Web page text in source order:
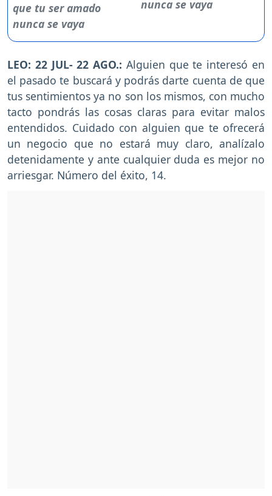
nunca se vaya
LEO: 22 JUL- 22 AGO.: Alguien que te interesó en
el pasado te buscará y podrás darte cuenta de que
tus sentimientos ya no son los mismos, con mucho
tacto pondrás las cosas claras para evitar malos
entendidos. Cuidado con alguien que te ofrecerá
un negocio que no estará muy claro, analízalo
detenidamente y ante cualquier duda es mejor no
arriesgar. Número del éxito, 14.